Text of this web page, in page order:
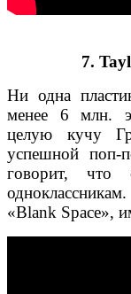
7.
Ни одна
менее 6 млн.
целую кучу
успешной поп-
говорит, что
«Blank Space»,